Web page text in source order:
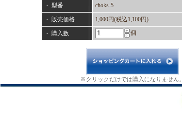
・ 型番 choks-5
・ 販売価格 1,000円(税込1,100円)
・ 購入数 個
※クリックだけでは購入になりません。